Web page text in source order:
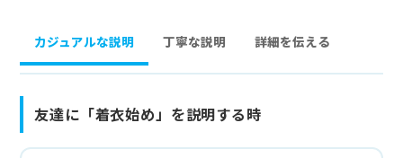
カジュアルな説明 丁寧な説明 詳細を伝える
友達に「着衣始め」を説明する時